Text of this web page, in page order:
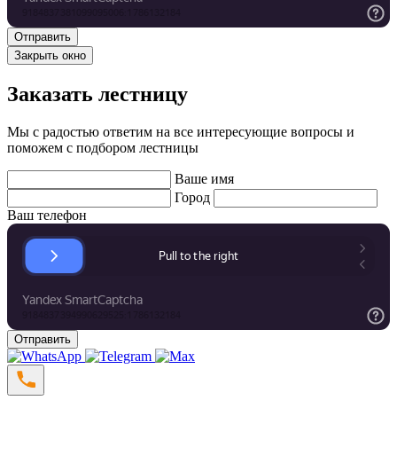
Закрыть окно
Заказать лестницу
Мы с радостью ответим на все интересующие вопросы и
поможем с подбором лестницы
Ваше имя
Город
Ваш телефон